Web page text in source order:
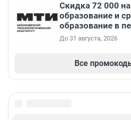
Скидка 72 000
образование и
образование в
До 31 августа, 2026
Все